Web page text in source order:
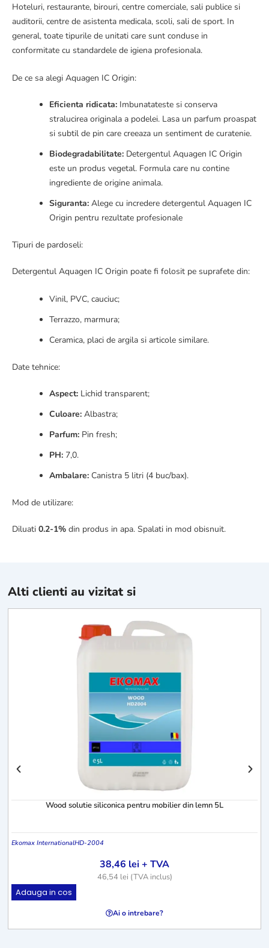
Hoteluri, restaurante, birouri, centre comerciale, sali publice si
auditorii, centre de asistenta medicala, scoli, sali de sport. In
general, toate tipurile de unitati care sunt conduse in
conformitate cu standardele de igiena profesionala.
De ce sa alegi Aquagen IC Origin:
Eficienta ridicata: Imbunatateste si conserva
stralucirea originala a podelei. Lasa un parfum proaspat
si subtil de pin care creeaza un sentiment de curatenie.
Biodegradabilitate: Detergentul Aquagen IC Origin
este un produs vegetal. Formula care nu contine
ingrediente de origine animala.
Siguranta: Alege cu incredere detergentul Aquagen IC
Origin pentru rezultate profesionale
Tipuri de pardoseli:
Detergentul Aquagen IC Origin poate fi folosit pe suprafete din:
Vinil, PVC, cauciuc;
Terrazzo, marmura;
Ceramica, placi de argila si articole similare.
Date tehnice:
Aspect: Lichid transparent;
Culoare: Albastra;
Parfum: Pin fresh;
PH: 7,0.
Ambalare: Canistra 5 litri (4 buc/bax).
Mod de utilizare:
Diluati 0.2-1% din produs in apa. Spalati in mod obisnuit.
Alti clienti au vizitat si
Wood solutie siliconica pentru mobilier din lemn 5L
Ekomax InternationalHD-2004
38,46 lei+ TVA
46,54 lei (TVA inclus)
Adauga in cos
Ai o intrebare?